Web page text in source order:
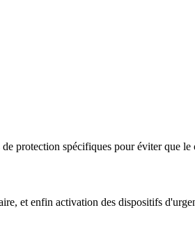
protection spécifiques pour éviter que
et enfin activation des dispositifs